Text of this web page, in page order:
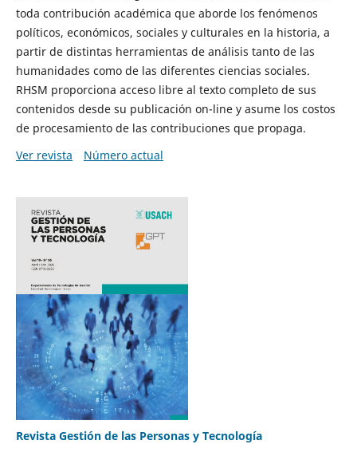
toda contribución académica que aborde los fenómenos
políticos, económicos, sociales y culturales en la historia, a
partir de distintas herramientas de análisis tanto de las
humanidades como de las diferentes ciencias sociales.
RHSM proporciona acceso libre al texto completo de sus
contenidos desde su publicación on-line y asume los costos
de procesamiento de las contribuciones que propaga.
Ver revista
Número actual
Revista Gestión de las Personas y Tecnología